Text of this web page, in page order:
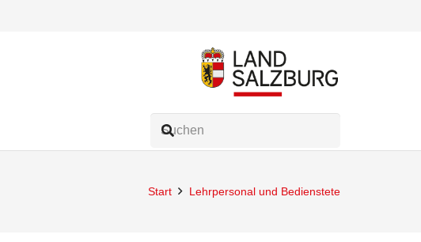
Start Lehrpersonal und Bedienstete